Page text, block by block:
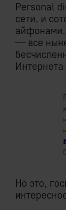
Personal
сети, и
— все
Но это,